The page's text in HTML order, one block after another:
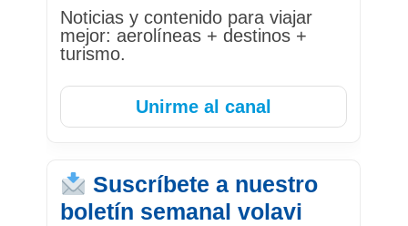
Noticias y contenido para viajar
mejor: aerolíneas + destinos +
turismo.
Unirme al canal
Suscríbete a nuestro
boletín semanal volavi